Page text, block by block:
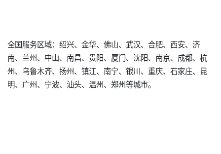
全国服务区域：绍兴、金华、佛山、武汉、合肥、西安、济
南、兰州、中山、南昌、贵阳、厦门、沈阳、南京、成都、杭
州、乌鲁木齐、扬州、镇江、南宁、银川、重庆、石家庄、昆
明、广州、宁波、汕头、温州、郑州等城市。